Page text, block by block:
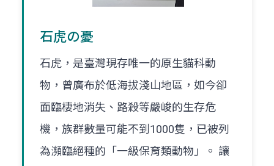
石虎の憂
石虎，是臺灣現存唯一的原生貓科動
物，曾廣布於低海拔淺山地區，如今卻
面臨棲地消失、路殺等嚴峻的生存危
機，族群數量可能不到1000隻，已被列
為瀕臨絕種的「一級保育類動物」。 讓